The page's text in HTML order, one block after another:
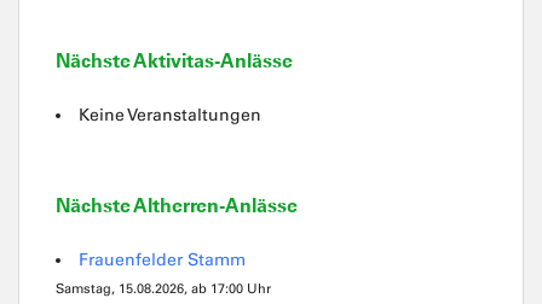
Nächste Aktivitas-Anlässe
Keine Veranstaltungen
Nächste Altherren-Anlässe
Frauenfelder Stamm
Samstag, 15.08.2026, ab 17:00 Uhr